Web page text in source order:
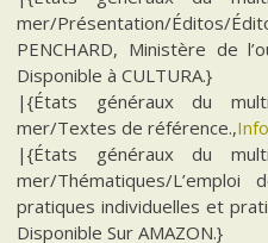
mer/Présentation/
PENCHARD, Ministère de
Disponible à CULTURA.}
|{États généraux du
mer/Textes de référence.,
|{États généraux du
mer/Thématiques/
pratiques individuelles et
Disponible Sur AMAZON.}